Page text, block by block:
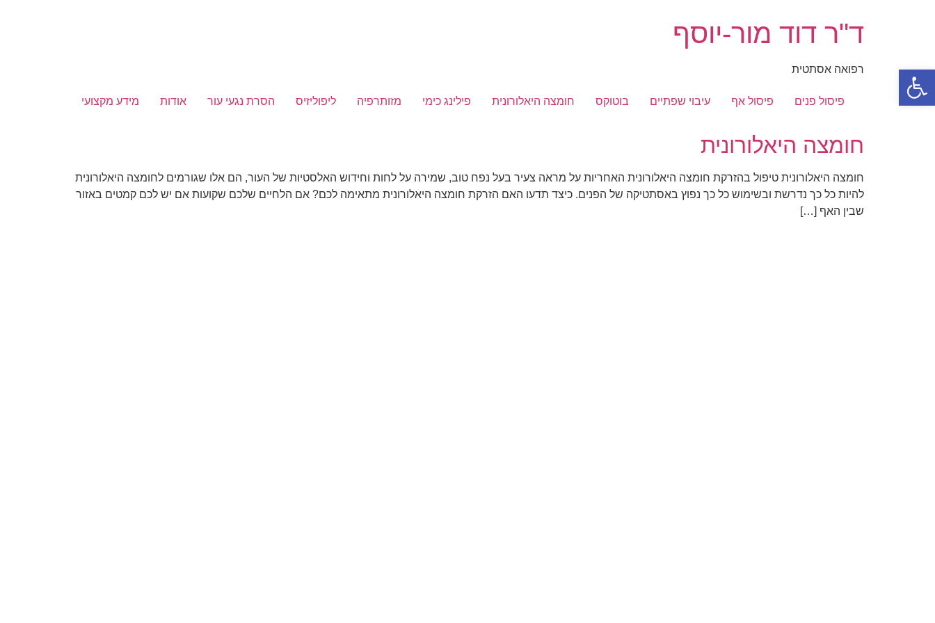
פתח סרגל נגישות
ד"ר דוד מור-יוסף
רפואה אסתטית
פיסול פנים פיסול אף עיבוי שפתיים בוטוקס חומצה היאלורונית פילינג כימי מזותרפיה ליפוליזיס הסרת נגעי עור אודות מידע מקצועי
חומצה היאלורונית
חומצה היאלורונית טיפול בהזרקת חומצה היאלורונית האחריות על מראה צעיר בעל נפח טוב, שמירה על לחות וחידוש האלסטיות של העור, הם אלו שגורמים לחומצה היאלורונית
להיות כל כך נדרשת ובשימוש כל כך נפוץ באסתטיקה של הפנים. כיצד תדעו האם הזרקת חומצה היאלורונית מתאימה לכם? אם הלחיים שלכם שקועות אם יש לכם קמטים באזור
שבין האף […]